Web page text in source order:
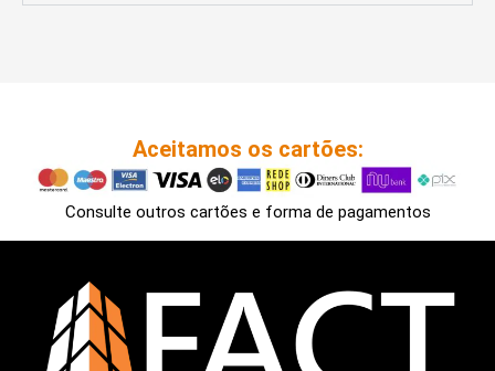
Aceitamos os cartões:
Consulte outros cartões e forma de pagamentos